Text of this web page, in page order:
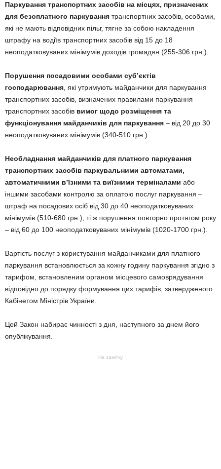
Паркування транспортних засобів на місцях, призначених
для безоплатного паркування транспортних засобів, особами,
які не мають відповідних пільг, тягне за собою накладення
штрафу на водіїв транспортних засобів від 15 до 18
неоподатковуваних мінімумів доходів громадян (255-306 грн.).
Порушення посадовими особами суб’єктів
господарювання , які утримують майданчики для паркування
транспортних засобів, визначених правилами паркування
транспортних засобів вимог щодо розміщення та
функціонування майданчиків для паркування – від 20 до 30
неоподатковуваних мінімумів (340-510 грн.).
Необладнання майданчиків для платного паркування
транспортних засобів паркувальними автоматами,
автоматичними в’їзними та виїзними терміналами або
іншими засобами контролю за оплатою послуг паркування –
штраф на посадових осіб від 30 до 40 неоподатковуваних
мінімумів (510-680 грн.), ті ж порушення повторно протягом року
– від 60 до 100 неоподатковуваних мінімумів (1020-1700 грн.).
Вартість послуг з користування майданчиками для платного
паркування встановлюється за кожну годину паркування згідно з
тарифом, встановленим органом місцевого самоврядування
відповідно до порядку формування цих тарифів, затвердженого
Кабінетом Міністрів України.
Цей Закон набирає чинності з дня, наступного за днем його
опублікування.
На замітку